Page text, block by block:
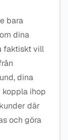
bara
dina
faktiskt vill
dina
ihop
där
och göra